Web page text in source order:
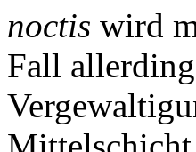
noctis wird
Fall